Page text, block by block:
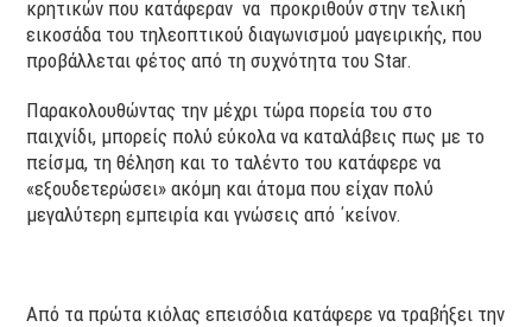
κρητικών που κατάφεραν να προκριθούν στην τελική
εικοσάδα του τηλεοπτικού διαγωνισμού μαγειρικής, που
προβάλλεται φέτος από τη συχνότητα του Star.
Παρακολουθώντας την μέχρι τώρα πορεία του στο
παιχνίδι, μπορείς πολύ εύκολα να καταλάβεις πως με το
πείσμα, τη θέληση και το ταλέντο του κατάφερε να
«εξουδετερώσει» ακόμη και άτομα που είχαν πολύ
μεγαλύτερη εμπειρία και γνώσεις από ΄κείνον.
Από τα πρώτα κιόλας επεισόδια κατάφερε να τραβήξει την